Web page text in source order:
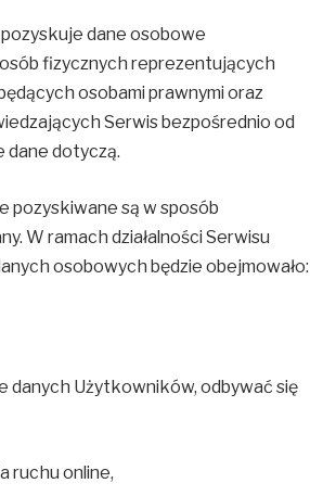
dane osobowe
fizycznych reprezentujących
osobami prawnymi oraz
Serwis bezpośrednio od
dotyczą.
pozyskiwane są w sposób
W ramach działalności Serwisu
osobowych będzie obejmowało:
danych Użytkowników, odbywać się
ruchu online,